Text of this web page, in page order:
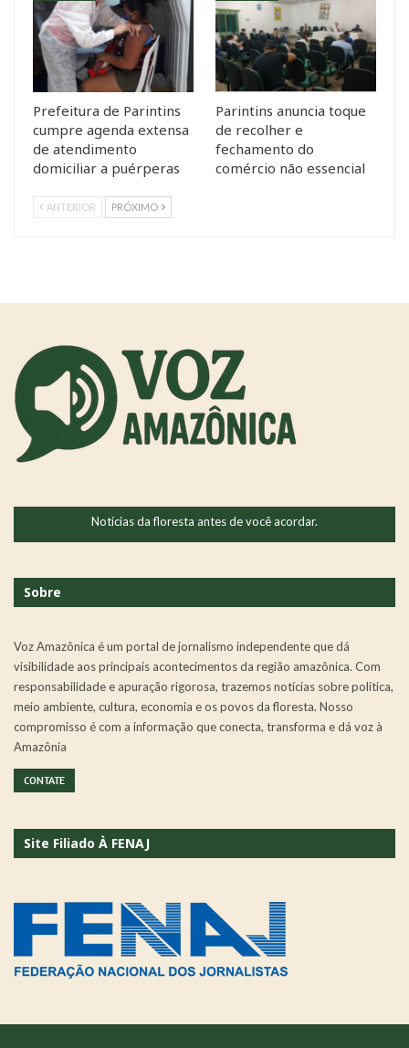
Prefeitura de Parintins
cumpre agenda extensa
de atendimento
domiciliar a puérperas
Parintins anuncia toque
de recolher e
fechamento do
comércio não essencial
ANTERIOR PRÓXIMO
Notícias da floresta antes de você acordar.
Sobre
Voz Amazônica é um portal de jornalismo independente que dá
visibilidade aos principais acontecimentos da região amazônica. Com
responsabilidade e apuração rigorosa, trazemos notícias sobre política,
meio ambiente, cultura, economia e os povos da floresta. Nosso
compromisso é com a informação que conecta, transforma e dá voz à
Amazônia
CONTATE
Site Filiado À FENAJ